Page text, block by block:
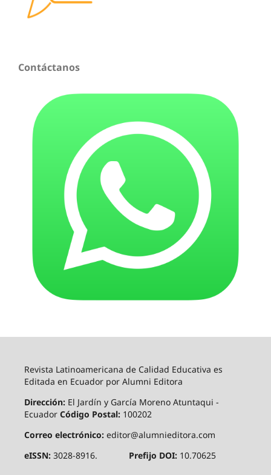
Contáctanos
Revista Latinoamericana de Calidad Educativa es
Editada en Ecuador por Alumni Editora
Dirección:El Jardín y García Moreno Atuntaqui -
Ecuador Código Postal: 100202
Correo electrónico: editor@alumnieditora.com
eISSN: 3028-8916. Prefijo DOI: 10.70625